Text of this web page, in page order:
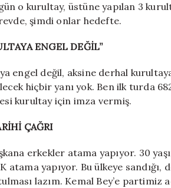
o kurultay, üstüne yapılan 3
şimdi onlar hedefte.
ENGEL DEĞİL”
engel değil, aksine derhal
hiçbir yanı yok. Ben ilk turda
kurultay için imza vermiş.
ÇAĞRI
erkekler atama yapıyor. 30
atama yapıyor. Bu ülkeye
lazım. Kemal Bey’e partimiz